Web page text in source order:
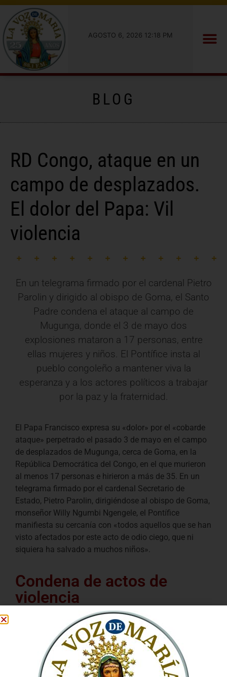
AGOSTO 6, 2026 12:18 PM
BLOG
RD Congo, ataque en un
campo de desplazados.
El dolor del Papa: Vil
violencia
En un telegrama firmado por el cardenal Pietro
Parolin y dirigido al obispo de Goma, el Santo
Padre condena el ataque al campo de
Mugunga, donde el 3 de mayo dos
explosiones mataron a 17 personas, entre
ellas mujeres y niños. El Pontífice insta al
pueblo congoleño a mantener viva la
esperanza y a los actores políticos a trabajar
por la paz y la fraternidad.
El Papa Francisco expresa su «dolor» por el «cobarde
ataque» perpetrado el pasado 3 de mayo en el campo
de desplazados de Mugunga, cerca de Goma, en la
República Democrática del Congo, en el que murieron
al menos 17 personas e hirieron a más de 35. En un
telegrama firmado por el cardenal Secretario de
Estado, Pietro Parolin, dirigiéndose al obispo de Goma,
monseñor Willy Ngumbi Ngengele, el Pontífice
manifiesta su cercanía con «todos aquellos que se han
visto afectados por este acto de odio ciego, que ni
siquiera ha salvado a muchos niños».
Condena de actos de
violencia
El Pontífice asegura su oración por los heridos y las
familias que han sufrido pérdidas y ora por las almas
de todos aquellos que han perdido la vida.
“Condenando una vez más todos los actos de
violencia para la resolución de conflictos, violencia de